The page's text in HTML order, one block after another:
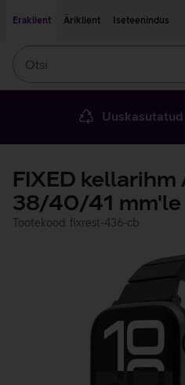
Eraklient
Äriklient Iseteenindus
FIXED
38/40/41 mm'le
Tootekood: fixrest-436-cb